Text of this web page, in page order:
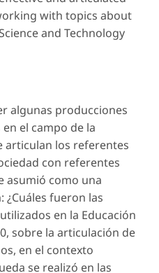
with topics about
and Technology
algunas producciones
el campo de la
articulan los referentes
con referentes
asumió como una
fueron las
en la Educación
sobre la articulación de
en el contexto
se realizó en las